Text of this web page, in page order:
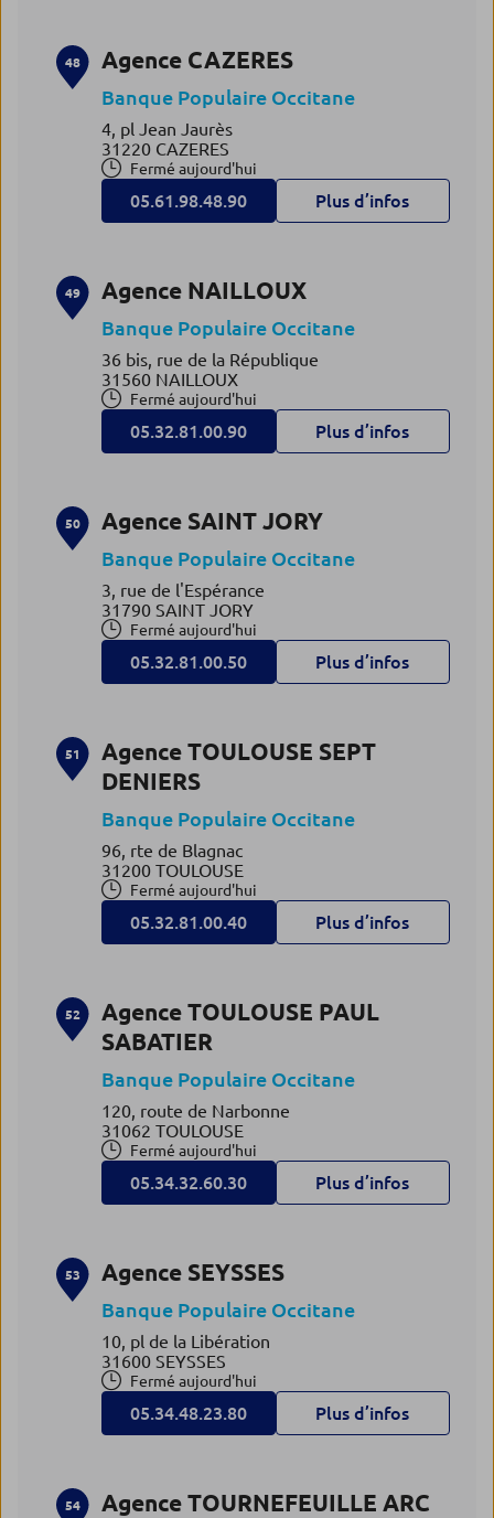
48 Agence CAZERES
Banque Populaire Occitane
4, pl Jean Jaurès
31220 CAZERES
Fermé aujourd'hui
05.61.98.48.90 Plus d’infos
49 Agence NAILLOUX
Banque Populaire Occitane
36 bis, rue de la République
31560 NAILLOUX
Fermé aujourd'hui
05.32.81.00.90 Plus d’infos
50 Agence SAINT JORY
Banque Populaire Occitane
3, rue de l'Espérance
31790 SAINT JORY
Fermé aujourd'hui
05.32.81.00.50 Plus d’infos
51
Agence TOULOUSE SEPT
DENIERS
Banque Populaire Occitane
96, rte de Blagnac
31200 TOULOUSE
Fermé aujourd'hui
05.32.81.00.40 Plus d’infos
52
Agence TOULOUSE PAUL
SABATIER
Banque Populaire Occitane
120, route de Narbonne
31062 TOULOUSE
Fermé aujourd'hui
05.34.32.60.30 Plus d’infos
53 Agence SEYSSES
Banque Populaire Occitane
10, pl de la Libération
31600 SEYSSES
Fermé aujourd'hui
05.34.48.23.80 Plus d’infos
54
Agence TOURNEFEUILLE ARC